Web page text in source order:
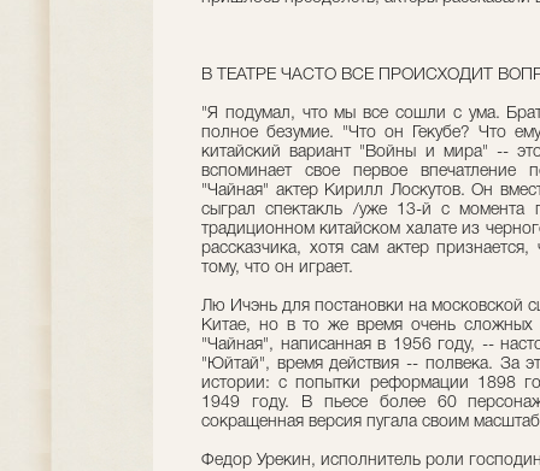
В ТЕАТРЕ ЧАСТО ВСЕ ПРОИСХОДИТ
"Я подумал, что мы все сошли с ума.
полное безумие. "Что он Гекубе? Что
китайский вариант "Войны и мира" --
вспоминает свое первое впечатление
"Чайная" актер Кирилл Лоскутов. Он
сыграл спектакль /уже 13-й с
традиционном китайском халате из
рассказчика, хотя сам актер
тому, что он играет.
Лю Ичэнь для постановки на московской
Китае, но в то же время очень сложных
"Чайная", написанная в 1956 году, --
"Юйтай", время действия -- полвека. За
истории: с попытки реформации 1898
1949 году. В пьесе более 60
сокращенная версия пугала своим
Федор Урекин, исполнитель роли